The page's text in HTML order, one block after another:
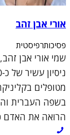
אורי אבן זהב
פסיכותרפיסטית
שמי אורי אבן
מטופלים
בשפה העברית
הרואה את האדם